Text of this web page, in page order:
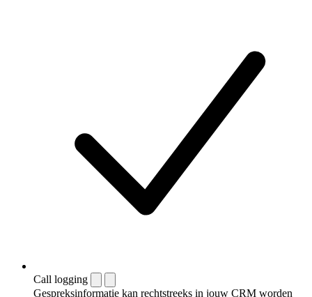
Call logging
Gespreksinformatie kan rechtstreeks in jouw CRM worden